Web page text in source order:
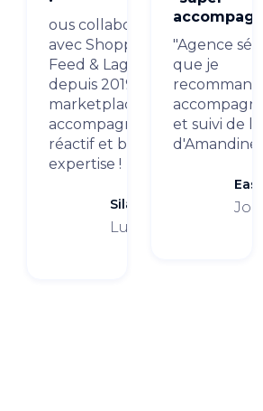
ous collaborons
avec Shopping
Feed & Laghora
depuis 2019 sur les
marketplaces. Bon
accompagnement,
réactif et bonne
expertise !
Silamp
Luminaires
"Agence
que je
et suivi de la
d'Amandine!"